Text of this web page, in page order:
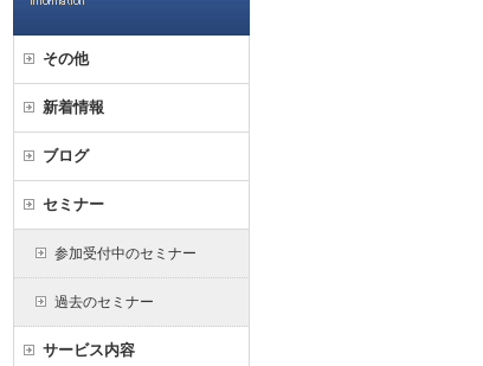
その他
新着情報
ブログ
セミナー
参加受付中のセミナー
過去のセミナー
サービス内容